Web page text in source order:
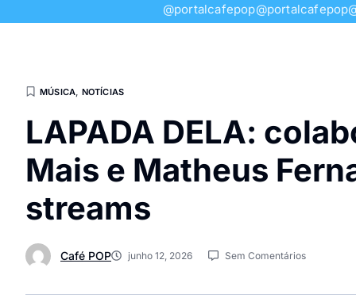
@portalcafepop@portalcafepop
MÚSICA, NOTÍCIAS
LAPADA DELA:
Mais e Matheus
streams
Café POP junho 12, 2026 Sem Comentários